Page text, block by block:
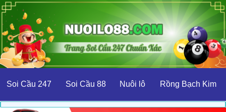
Soi Cầu 247 Soi Cầu 88 Nuôi lô Rồng Bạch Kim